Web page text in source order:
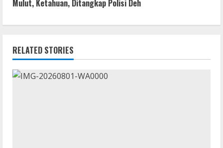
k p er
t
i
n
u
Mulut, Ketahuan, Ditangkap Polisi Deh
RELATED STORIES